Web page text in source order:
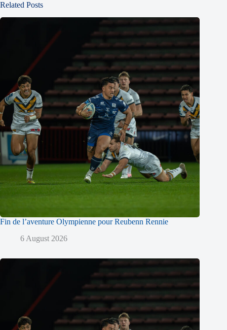
Related Posts
Fin de l’aventure Olympienne pour Reubenn Rennie
6 August 2026